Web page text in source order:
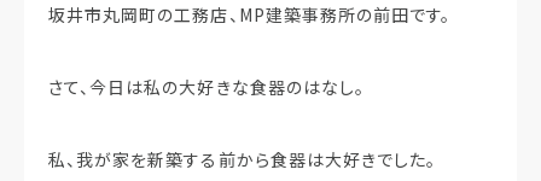
坂井市丸岡町の工務店、MP建築事務所の前田です。
さて、今日は私の大好きな食器のはなし。
私、我が家を新築する前から食器は大好きでした。